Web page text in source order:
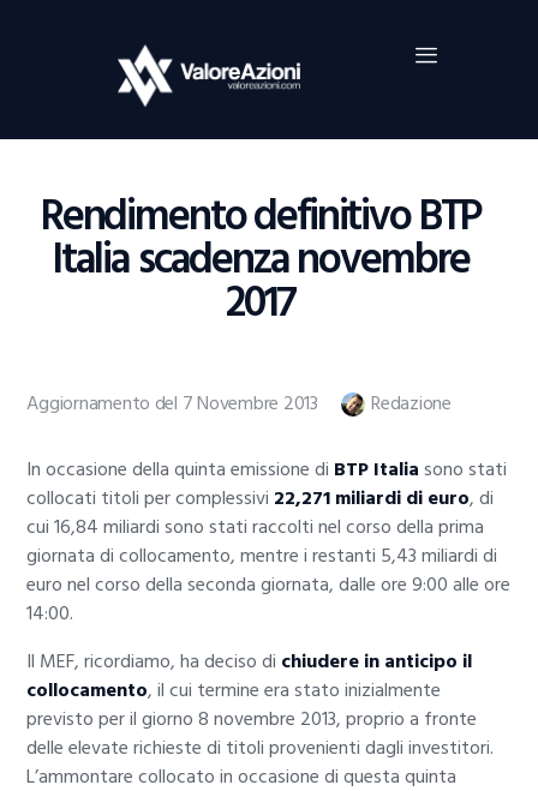
Rendimento definitivo BTP
Italia scadenza novembre
2017
Home
Investimenti
Borsa
Guide Al Trading
Criptovalute
Aggiornamento del 7 Novembre 2013 Redazione
In occasione della quinta emissione di BTP Italiasono stati
collocati titoli per complessivi 22,271 miliardi di euro, di
cui 16,84 miliardi sono stati raccolti nel corso della prima
giornata di collocamento, mentre i restanti 5,43 miliardi di
euro nel corso della seconda giornata, dalle ore 9:00 alle ore
14:00.
Il MEF, ricordiamo, ha deciso di chiudere in anticipo il
collocamento, il cui termine era stato inizialmente
previsto per il giorno 8 novembre 2013, proprio a fronte
delle elevate richieste di titoli provenienti dagli investitori.
L’ammontare collocato in occasione di questa quinta